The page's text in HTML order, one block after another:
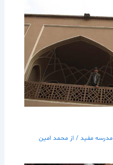
مدرسه مفيد/ از محمد امین